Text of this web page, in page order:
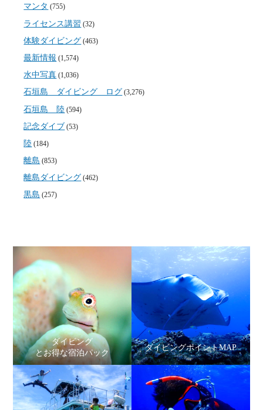
マンタ (755)
ライセンス講習 (32)
体験ダイビング (463)
最新情報 (1,574)
水中写真 (1,036)
石垣島 ダイビング ログ (3,276)
石垣島 陸 (594)
記念ダイブ (53)
陸 (184)
離島 (853)
離島ダイビング (462)
黒島 (257)
ダイビング
とお得な宿泊パック
ダイビングポイントMAP